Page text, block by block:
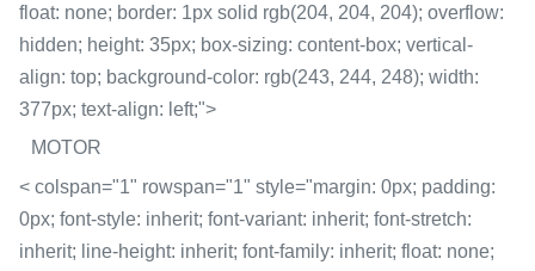
float: none; border: 1px solid rgb(204, 204, 204); overflow:
hidden; height: 35px; box-sizing: content-box; vertical-
align: top; background-color: rgb(243, 244, 248); width:
377px; text-align: left;">
MOTOR
< colspan="1" rowspan="1" style="margin: 0px; padding:
0px; font-style: inherit; font-variant: inherit; font-stretch:
inherit; line-height: inherit; font-family: inherit; float: none;